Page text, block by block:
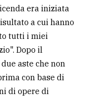
era iniziata
a cui hanno
tutti i miei
Dopo il
aste che non
con base di
di opere di